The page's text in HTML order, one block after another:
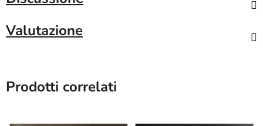
Valutazione
Prodotti correlati